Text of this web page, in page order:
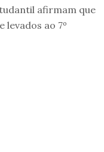
afirmam que
ao 7º